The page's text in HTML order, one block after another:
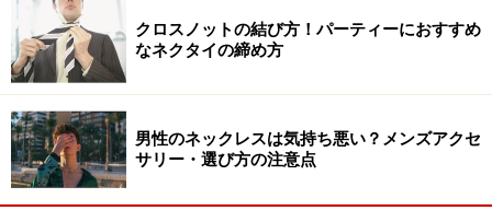
クロスノットの結び方！パーティーにおすすめ
なネクタイの締め方
男性のネックレスは気持ち悪い？メンズアクセ
サリー・選び方の注意点